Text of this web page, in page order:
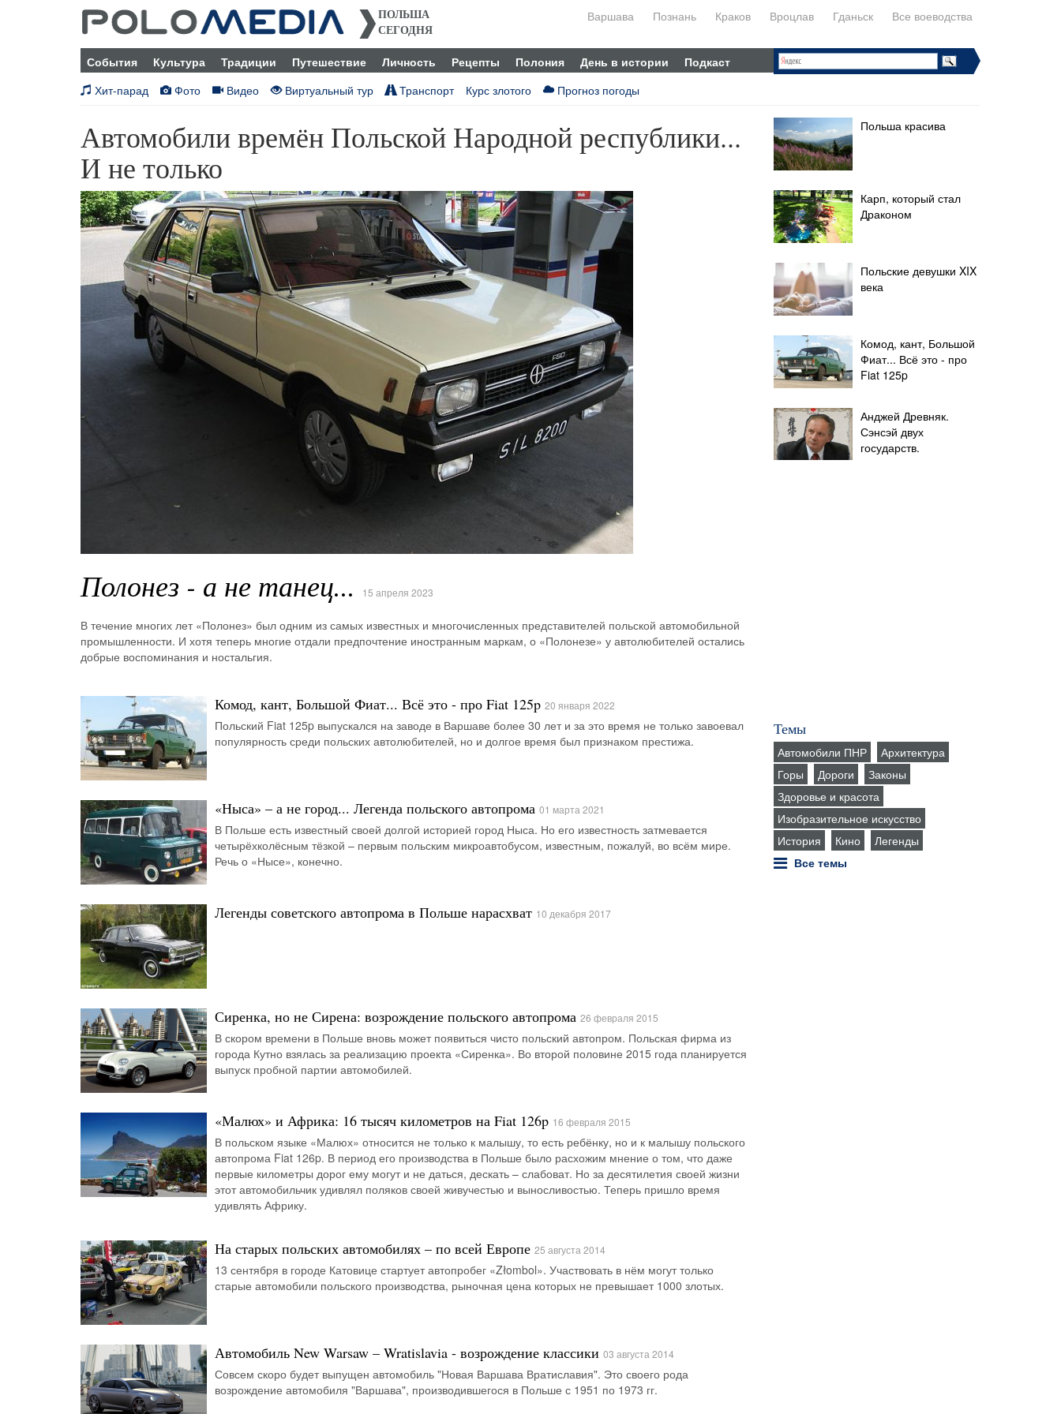
ПОЛЬША
СЕГОДНЯ
Варшава Познань Краков Вроцлав Гданьск Все воеводства
События Культура Традиции Путешествие Личность Рецепты Полония День в истории
Подкаст
Хит-парад
Фото Видео Виртуальный тур Транспорт Курс злотого Прогноз погоды
Польша красива
Карп, который стал
Драконом
Польские девушки XIX
века
Комод, кант, Большой
Фиат... Всё это - про
Fiat 125p
Анджей Древняк.
Сэнсэй двух
государств.
Автомобили времён Польской Народной республики...
И не только
Полонез - а не танец... 15 апреля 2023
В течение многих лет «Полонез» был одним из самых известных и многочисленных представителей польской автомобильной
промышленности. И хотя теперь многие отдали предпочтение иностранным маркам, о «Полонезе» у автолюбителей остались
добрые воспоминания и ностальгия.
Комод, кант, Большой Фиат... Всё это - про Fiat 125p 20 января 2022
Польский Fiat 125p выпускался на заводе в Варшаве более 30 лет и за это время не только завоевал
популярность среди польских автолюбителей, но и долгое время был признаком престижа.
«Ныса» – а не город... Легенда польского автопрома 01 марта 2021
В Польше есть известный своей долгой историей город Ныса. Но его известность затмевается
четырёхколёсным тёзкой – первым польским микроавтобусом, известным, пожалуй, во всём мире.
Речь о «Нысе», конечно.
Легенды советского автопрома в Польше нарасхват 10 декабря 2017
Сиренка, но не Сирена: возрождение польского автопрома 26 февраля 2015
В скором времени в Польше вновь может появиться чисто польский автопром. Польская фирма из
города Кутно взялась за реализацию проекта «Сиренка». Во второй половине 2015 года планируется
выпуск пробной партии автомобилей.
«Малюх» и Африка: 16 тысяч километров на Fiat 126p 16 февраля 2015
В польском языке «Малюх» относится не только к малышу, то есть ребёнку, но и к малышу польского
автопрома Fiat 126p. В период его производства в Польше было расхожим мнение о том, что даже
первые километры дорог ему могут и не даться, дескать – слабоват. Но за десятилетия своей жизни
этот автомобильчик удивлял поляков своей живучестью и выносливостью. Теперь пришло время
удивлять Африку.
На старых польских автомобилях – по всей Европе 25 августа 2014
13 сентября в городе Катовице стартует автопробег «Złombol». Участвовать в нём могут только
старые автомобили польского производства, рыночная цена которых не превышает 1000 злотых.
Автомобиль New Warsaw – Wratislavia - возрождение классики 03 августа 2014
Совсем скоро будет выпущен автомобиль "Новая Варшава Вратиславия". Это своего рода
возрождение автомобиля "Варшава", производившегося в Польше с 1951 по 1973 гг.
Темы
Автомобили ПНР
Архитектура
Горы
Дороги
Законы
Здоровье и красота
Изобразительное искусство
История
Кино
Легенды
Все темы